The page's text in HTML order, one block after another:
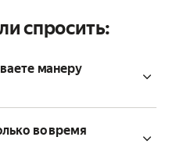
спросить:
манеру
во время